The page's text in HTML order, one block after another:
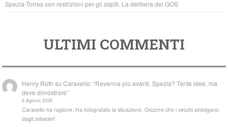
Spezia-Torres con restrizioni per gli ospiti. La delibera del GOS
ULTIMI COMMENTI
Henry Roth suCaravello: “Ravenna più avanti. Spezia? Tante idee, ma
deve dimostrare”
6 Agosto 2026
Caravello ha ragione. Ha fotografato la situazione. Occorre che i vecchi sintolgano
dagli zebedei!